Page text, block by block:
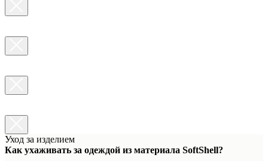
Уход за изделием
Как ухаживать за одеждой из материала SoftShell?